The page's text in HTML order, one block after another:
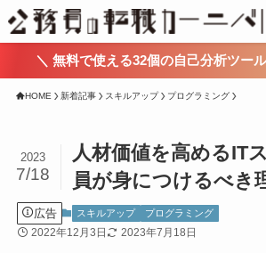
＼ 無料で使える32個の自己分析ツー
HOME 新着記事 スキルアップ プログラミング
人材価値を高めるIT
員が身につけるべき
2023
7/18
広告 スキルアップ プログラミング
2022年12月3日 2023年7月18日